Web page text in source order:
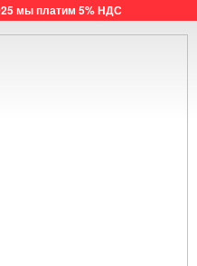
мы платим 5% НДС